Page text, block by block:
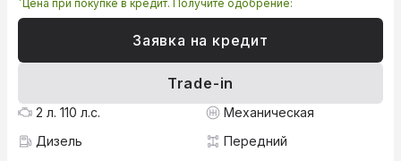
Цена при покупке в кредит. Получите одобрение:
Заявка на кредит
Trade-in
2 л. 110 л.с.
Механическая
Дизель
Передний